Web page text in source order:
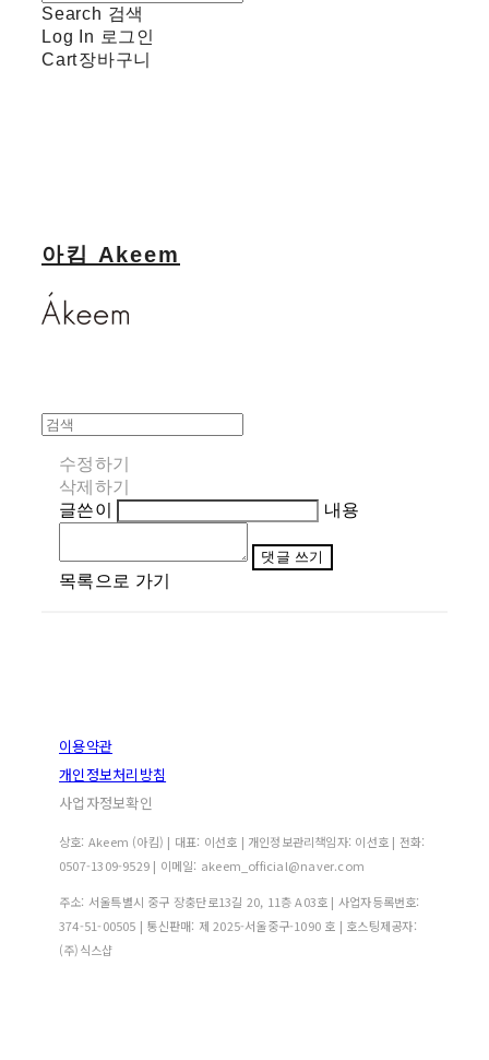
Search 검색
Log In 로그인
Cart장바구니
아킴 Akeem
수정하기
삭제하기
글쓴이
내용
댓글 쓰기
목록으로 가기
이용약관
개인정보처리방침
사업자정보확인
상호: Akeem (아킴) | 대표: 이선호 | 개인정보관리책임자: 이선호 | 전화:
0507-1309-9529 | 이메일: akeem_official@naver.com
주소: 서울특별시 중구 장충단로13길 20, 11층 A03호 | 사업자등록번호:
374-51-00505 | 통신판매: 제 2025-서울중구-1090 호 | 호스팅제공자:
(주)식스샵